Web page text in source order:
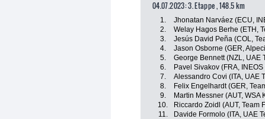
04.07.2023: 3. Etappe , 148.5 km
1. Jhonatan Narváez (ECU,
2.
Welay Hagos Berhe (ETH,
3.
Jesús David Peña (COL,
4.
Jason Osborne (GER,
5.
George Bennett (NZL, UAE
6.
Pavel Sivakov (FRA,
7.
Alessandro Covi (ITA, UAE
8.
Felix Engelhardt (GER,
9.
Martin Messner (AUT, WSA
10.
Riccardo Zoidl (AUT, Team
11.
Davide Formolo (ITA, UAE